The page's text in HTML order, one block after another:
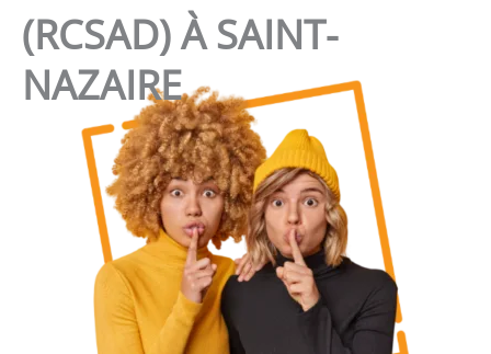
(RCSAD) À SAINT-
NAZAIRE